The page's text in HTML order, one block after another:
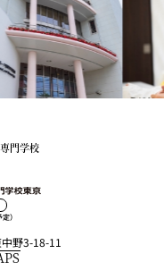
門学校
）
野3-18-11